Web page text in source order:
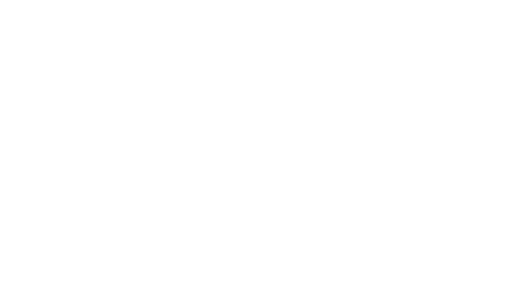
塔-在网络环境下代指作死